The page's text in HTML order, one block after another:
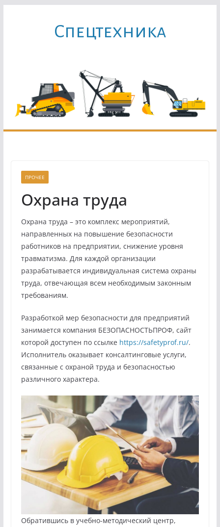
содержимомуCпецтехника
ПРОЧЕЕ
Охрана труда
Охрана труда – это комплекс мероприятий,
направленных на повышение безопасности
работников на предприятии, снижение уровня
травматизма. Для каждой организации
разрабатывается индивидуальная система охраны
труда, отвечающая всем необходимым законным
требованиям.
Разработкой мер безопасности для предприятий
занимается компания БЕЗОПАСНОСТЬПРОФ, сайт
которой доступен по ссылке https://safetyprof.ru/.
Исполнитель оказывает консалтинговые услуги,
связанные с охраной труда и безопасностью
различного характера.
Обратившись в учебно-методический центр,